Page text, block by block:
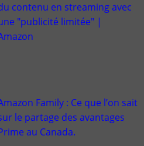
contenu en streaming avec
"publicité limitée" |
Family : Ce que l’on sait
le partage des avantages
au Canada.